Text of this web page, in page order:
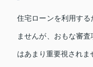
住宅ローンを利用する
ませんが、おもな審
はあまり重要視されま